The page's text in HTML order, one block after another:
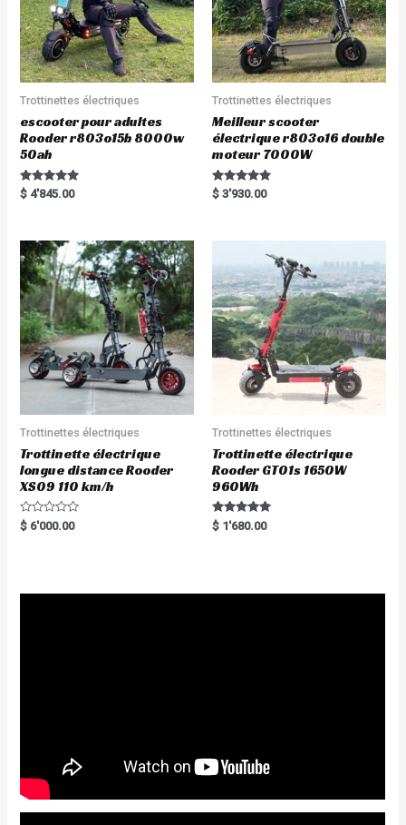
Trottinettes électriques
escooter pour adultes
Rooder r803o15b 8000w
50ah
Rated
5.00
$ 4'845.00
Trottinettes électriques
Meilleur scooter
électrique r803o16 double
moteur 7000W
Rated
5.00
$ 3'930.00
Trottinettes électriques
Trottinette électrique
longue distance Rooder
XS09 110 km/h
R
a
$ 6'000.00
Trottinettes électriques
Trottinette électrique
Rooder GT01s 1650W
960Wh
Rated
5.00
$ 1'680.00